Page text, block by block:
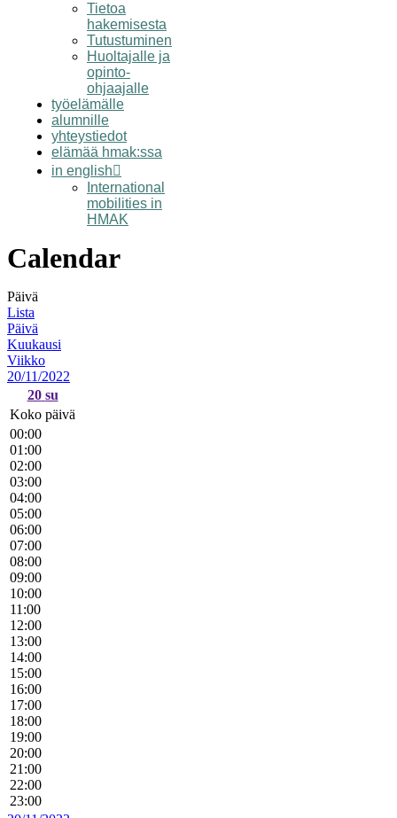
Tietoa
hakemisesta
Tutustuminen
Huoltajalle ja
opinto-
ohjaajalle
työelämälle
alumnille
yhteystiedot
elämää hmak:ssa
in english
International
mobilities in
HMAK
Calendar
Päivä
Lista
Päivä
Kuukausi
Viikko
20/11/2022
20 su
Koko päivä
00:00
01:00
02:00
03:00
04:00
05:00
06:00
07:00
08:00
09:00
10:00
11:00
12:00
13:00
14:00
15:00
16:00
17:00
18:00
19:00
20:00
21:00
22:00
23:00